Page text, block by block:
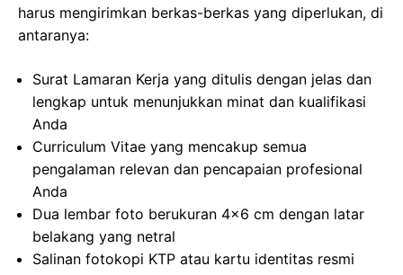
harus mengirimkan berkas-berkas yang diperlukan, di
antaranya:
Surat Lamaran Kerja yang ditulis dengan jelas dan
lengkap untuk menunjukkan minat dan kualifikasi
Anda
Curriculum Vitae yang mencakup semua
pengalaman relevan dan pencapaian profesional
Anda
Dua lembar foto berukuran 4×6 cm dengan latar
belakang yang netral
Salinan fotokopi KTP atau kartu identitas resmi